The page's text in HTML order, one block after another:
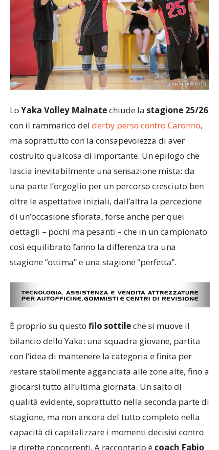
Lo Yaka Volley Malnatechiude la stagione 25/26
con il rammarico del derby perso contro Caronno,
ma soprattutto con la consapevolezza di aver
costruito qualcosa di importante. Un epilogo che
lascia inevitabilmente una sensazione mista: da
una parte l’orgoglio per un percorso cresciuto ben
oltre le aspettative iniziali, dall’altra la percezione
di un’occasione sfiorata, forse anche per quei
dettagli – pochi ma pesanti – che in un campionato
così equilibrato fanno la differenza tra una
stagione “ottima” e una stagione “perfetta”.
È proprio su questo
bilancio dello Yaka: una squadra giovane, partita
con l’idea di mantenere la categoria e finita per
restare stabilmente agganciata alle zone alte, fino a
giocarsi tutto all’ultima giornata. Un salto di
qualità evidente, soprattutto nella seconda parte di
stagione, ma non ancora del tutto completo nella
capacità di capitalizzare i momenti decisivi contro